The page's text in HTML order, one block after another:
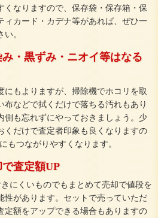
くなりますので、保存袋・保存箱・保
ィカード・カデナ等があれば、ぜひ一
。
・黒ずみ・ニオイ等はなる
にもよりますが、掃除機でホコリを取
布などで拭くだけで落ちる汚れもあり
側も忘れずにやっておきましょう。少
くだけで査定者印象も良くなりますの
もつながりやすくなります。
査定額UP
にくいものでもまとめて売却で値段を
性があります。セットで売っていただ
定額をアップできる場合もありますの